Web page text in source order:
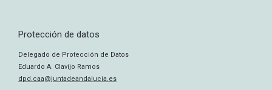
Protección de datos
Delegado de Protección de Datos
Eduardo A. Clavijo Ramos
dpd.caa@juntadeandalucia.es